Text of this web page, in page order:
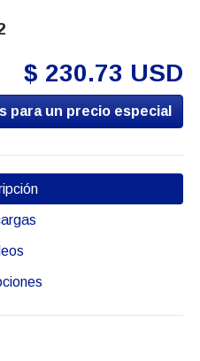
$ 230.73 USD
para un precio especial